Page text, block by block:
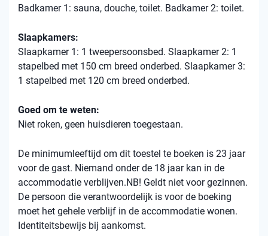
Badkamer 1: sauna, douche, toilet. Badkamer 2: toilet.
Slaapkamers:
Slaapkamer 1: 1 tweepersoonsbed. Slaapkamer 2: 1
stapelbed met 150 cm breed onderbed. Slaapkamer 3:
1 stapelbed met 120 cm breed onderbed.
Goed om te weten:
Niet roken, geen huisdieren toegestaan.
De minimumleeftijd om dit toestel te boeken is 23 jaar
voor de gast. Niemand onder de 18 jaar kan in de
accommodatie verblijven.NB! Geldt niet voor gezinnen.
De persoon die verantwoordelijk is voor de boeking
moet het gehele verblijf in de accommodatie wonen.
Identiteitsbewijs bij aankomst.